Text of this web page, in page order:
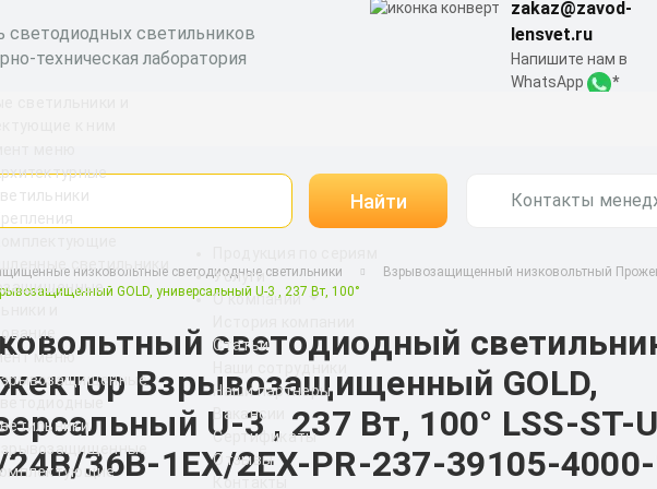
светодиодных светильников
техническая лаборатория
zakaz@zavod-
lensvet.ru
Напишите нам в
WhatsApp
светильники
Взрывозащищенные
Услуги
О компании
Статьи
Наши партнеры
Вакансии
Сертификаты
Отзывы
Контакты
Найти Контакты
низковольтные светодиодные светильники
Взрывозащищенный низковольтный
GOLD, универсальный U-3 , 237 Вт, 100°
светодиодный
Взрывозащищенный GOLD,
U-3 , 237 Вт, 100° LSS-ST-
36В-1EX/2EX-PR-237-39105-